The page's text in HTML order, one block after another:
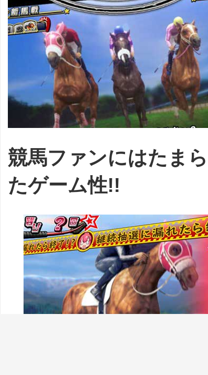
競馬ファンにはたま
たゲーム性!!